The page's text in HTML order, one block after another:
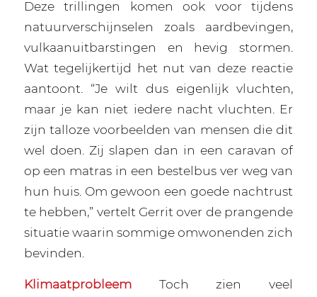
Deze trillingen komen ook voor tijdens
natuurverschijnselen zoals aardbevingen,
vulkaanuitbarstingen en hevig stormen.
Wat tegelijkertijd het nut van deze reactie
aantoont. “Je wilt dus eigenlijk vluchten,
maar je kan niet iedere nacht vluchten. Er
zijn talloze voorbeelden van mensen die dit
wel doen. Zij slapen dan in een caravan of
op een matras in een bestelbus ver weg van
hun huis. Om gewoon een goede nachtrust
te hebben,” vertelt Gerrit over de prangende
situatie waarin sommige omwonenden zich
bevinden.
KlimaatprobleemToch zien veel